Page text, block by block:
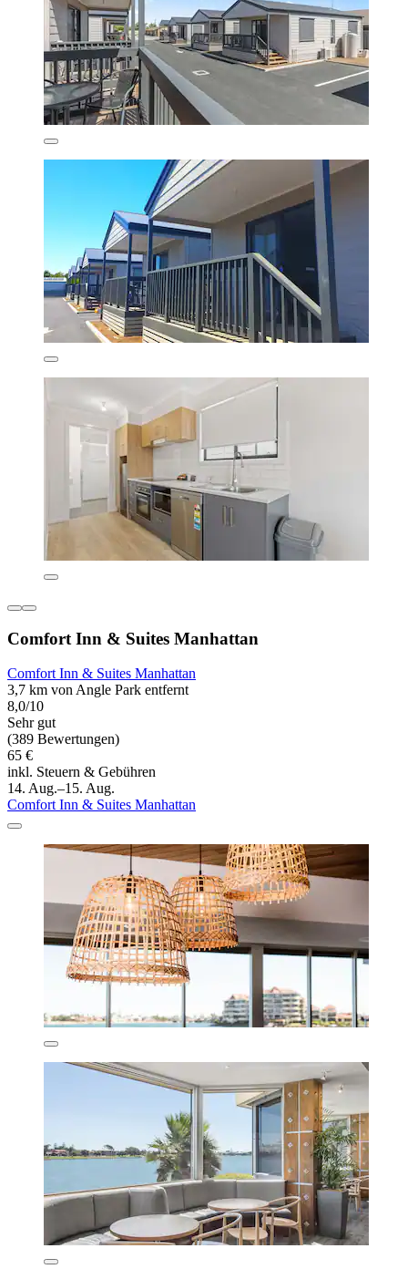
Comfort Inn & Suites Manhattan
Comfort Inn & Suites Manhattan
3,7 km von Angle Park entfernt
8,0/10
Sehr gut
(389 Bewertungen)
65 €
inkl. Steuern & Gebühren
14. Aug.–15. Aug.
Comfort Inn & Suites Manhattan